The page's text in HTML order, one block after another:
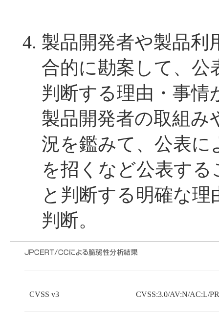
製品開発者や製品利
合的に勘案して、公
判断する理由・事情
製品開発者の取組み
況を鑑みて、公表に
を招くなど公表す
と判断する明確な
判断。
CVSS v3 CVSS:3.0/AV:N/AC:L/